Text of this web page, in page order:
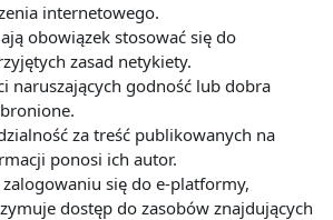
internetowego.
obowiązek stosować się do
zasad netykiety.
naruszających godność lub dobra
za treść publikowanych na
ponosi ich autor.
się do e-platformy,
dostęp do zasobów znajdujących